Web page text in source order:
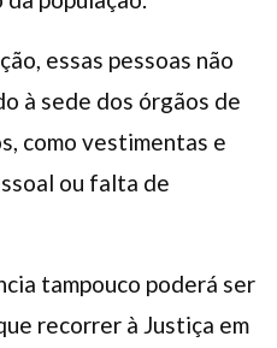
essas pessoas não
à sede dos órgãos de
como vestimentas e
ou falta de
tampouco poderá ser
recorrer à Justiça em